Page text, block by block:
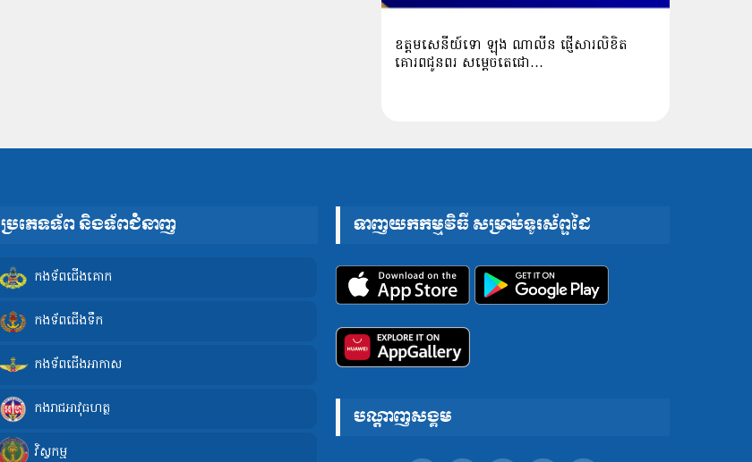
ឧត្ដមសេនីយ៍ទោ ឡុង ណាលីន ផ្ញើសារលិខិត
គោរពជូនពរ សម្ដេចតេជោ…
ប្រភេទទ័ព និងទ័ពជំនាញ
កងទ័ពជើងគោក
កងទ័ពជើងទឹក
កងទ័ពជើងអាកាស
កងរាជអាវុធហត្ថ
វិស្វកម្ម
ទាញយកកម្មវិធី សម្រាប់ទូរស័ព្ទដៃ
បណ្តាញសង្គម